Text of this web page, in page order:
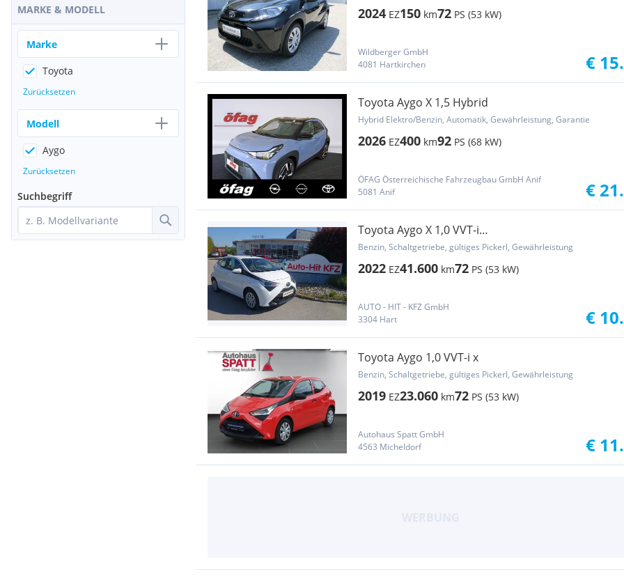
2024 EZ150 km72 PS (53 kW)
Wildberger GmbH
4081 Hartkirchen
€
Toyota Aygo X 1,5 Hybrid
Hybrid Elektro/Benzin, Automatik, Gewährleistung, Garantie
2026 EZ400 km92 PS (68 kW)
ÖFAG Österreichische Fahrzeugbau GmbH Anif
5081 Anif
€
Toyota Aygo X 1,0 VVT-i
Play***1.Besitz/8fach/Kamera***
Benzin, Schaltgetriebe, gültiges Pickerl, Gewährleistung
2022 EZ41.600 km72 PS (53 kW)
AUTO - HIT - KFZ GmbH
3304 Hart
€
Toyota Aygo 1,0 VVT-i x
Benzin, Schaltgetriebe, gültiges Pickerl, Gewährleistung
2019 EZ23.060 km72 PS (53 kW)
Autohaus Spatt GmbH
4563 Micheldorf
€
MARKE & MODELL
Marke
Toyota
Zurücksetzen
Modell
Aygo
Zurücksetzen
Suchbegriff